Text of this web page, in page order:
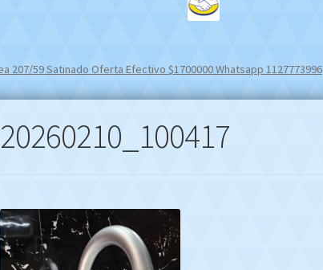
207/59 Satinado Oferta Efectivo $1700000 Whatsapp 1127773996
20260210_100417